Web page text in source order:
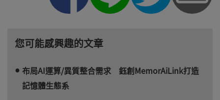
您可能感興趣的文章
布局AI運算/異質整合需求 鈺創MemorAiLink打造
記憶體生態系